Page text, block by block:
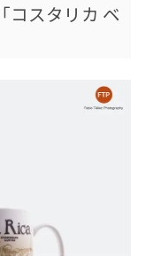
コスタリカ ベ